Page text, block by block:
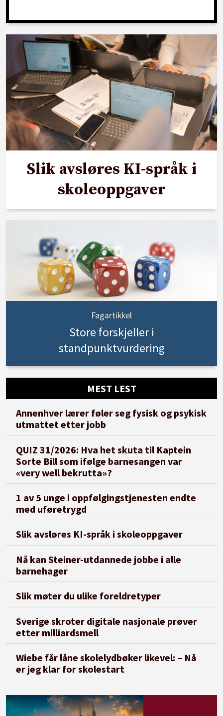
Slik avsløres KI-språk i
skoleoppgaver
Fagartikkel
Store forskjeller i
standpunktvurdering
MEST LEST
Annenhver lærer føler seg fysisk og psykisk
utmattet etter jobb
QUIZ 31/2026: Hva het skuta til Kaptein
Sorte Bill som ifølge barnesangen var
«very well bekrutta»?
1 av 5 unge i oppfølgingstjenesten endte
med uføretrygd
Slik avsløres KI-språk i skoleoppgaver
Nå kan Steiner-utdannede jobbe i alle
barnehager
Slik møter du ulike foreldretyper
Sverige skroter digitale nasjonale prøver
etter milliardsmell
Wiebe får låne skolelydbøker likevel: – Nå
er jeg klar for skolestart